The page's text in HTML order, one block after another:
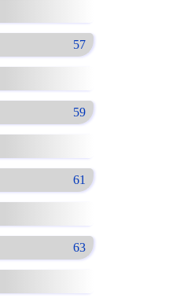
57
59
61
63